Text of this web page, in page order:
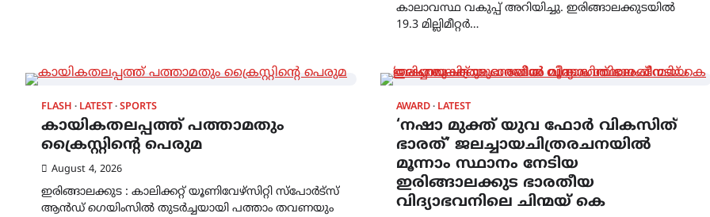
കാലാവസ്ഥ വകുപ്പ് അറിയിച്ചു. ഇരിങ്ങാലക്കുടയിൽ
19.3 മില്ലിമീറ്റർ…
FLASH LATEST SPORTS
കായികതലപ്പത്ത് പത്താമതും
ക്രൈസ്റ്റിന്റെ പെരുമ
August 4, 2026
ഇരിങ്ങാലക്കുട : കാലിക്കറ്റ്‌ യൂണിവേഴ്സിറ്റി സ്പോർട്സ്
ആൻഡ് ഗെയിംസിൽ തുടർച്ചയായി പത്താം തവണയും
AWARD LATEST
‘നഷാ മുക്ത് യുവ ഫോർ വികസിത്
ഭാരത്’ ജലച്ചായചിത്രരചനയിൽ
മൂന്നാം സ്ഥാനം നേടിയ
ഇരിങ്ങാലക്കുട ഭാരതീയ
വിദ്യാഭവനിലെ ചിന്മയ് കെ
August 5, 2026